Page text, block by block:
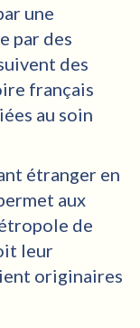
une
par des
des
français
au soin
étranger en
aux
de
leur
originaires